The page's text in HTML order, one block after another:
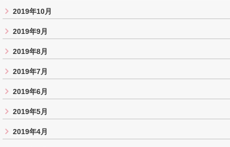
2019年10月
2019年9月
2019年8月
2019年7月
2019年6月
2019年5月
2019年4月